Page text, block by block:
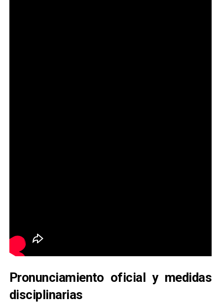
Pronunciamiento oficial y medidas
disciplinarias